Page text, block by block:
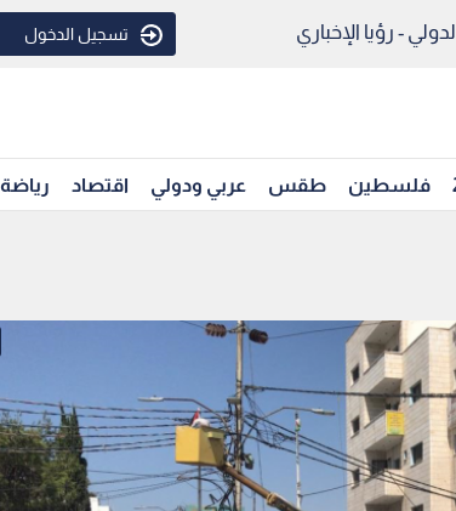
- رؤيا الإخباري تسجيل الدخول
فلسطين طقس عربي ودولي اقتصاد رياضة